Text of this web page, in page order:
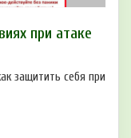
при атаке
защитить себя при